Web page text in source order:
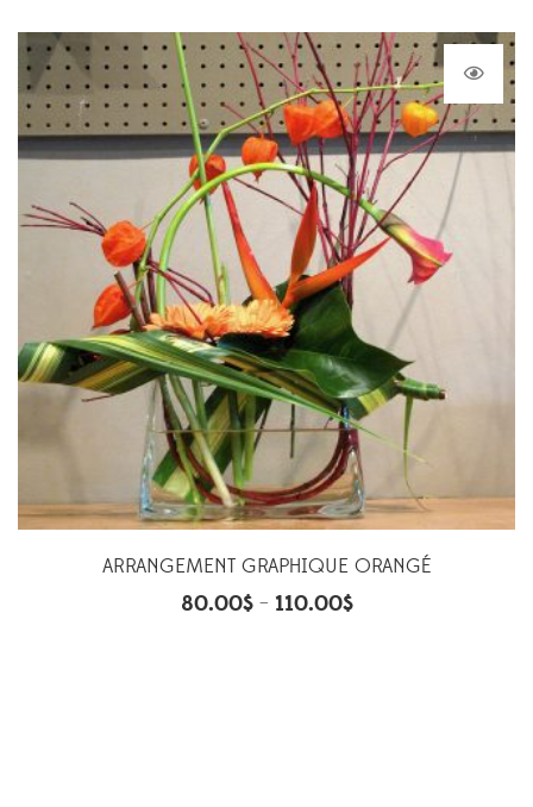
ARRANGEMENT GRAPHIQUE ORANGÉ
80.00$– 110.00$